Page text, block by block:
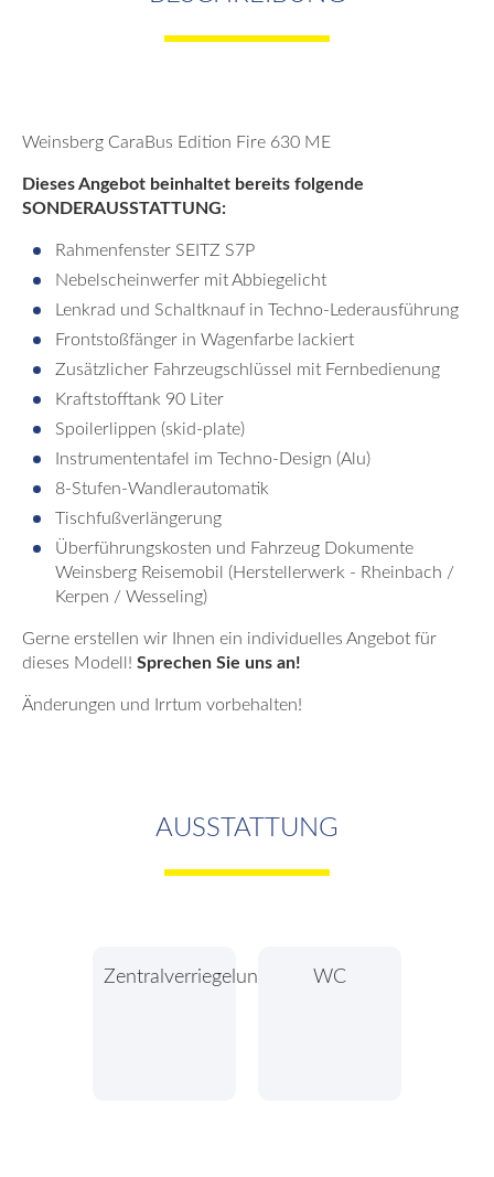
Weinsberg CaraBus Edition Fire 630 ME
Dieses Angebot beinhaltet bereits folgende
SONDERAUSSTATTUNG:
Rahmenfenster SEITZ S7P
Nebelscheinwerfer mit Abbiegelicht
Lenkrad und Schaltknauf in Techno-Lederausführung
Frontstoßfänger in Wagenfarbe lackiert
Zusätzlicher Fahrzeugschlüssel mit Fernbedienung
Kraftstofftank 90 Liter
Spoilerlippen (skid-plate)
Instrumententafel im Techno-Design (Alu)
8-Stufen-Wandlerautomatik
Tischfußverlängerung
Überführungskosten und Fahrzeug Dokumente
Weinsberg Reisemobil (Herstellerwerk - Rheinbach /
Kerpen / Wesseling)
Gerne erstellen wir Ihnen ein individuelles Angebot für
dieses Modell! Sprechen Sie uns an!
Änderungen und Irrtum vorbehalten!
AUSSTATTUNG
Zentralverriegelung WC